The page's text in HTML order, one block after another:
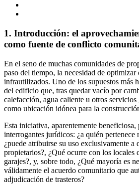
1. Introducción: el
como fuente de conflicto
En el seno de muchas comunidades de
paso del tiempo, la necesidad de optimizar
infrautilizados. Uno de los supuestos más
del edificio que, tras quedar vacío por
calefacción, agua caliente u otros servicios
como ubicación idónea para la
Esta iniciativa, aparentemente beneficiosa,
interrogantes jurídicos: ¿a quién pertenece
¿puede atribuirse su uso exclusivamente a
propietarios?, ¿Qué ocurre con los locales
garajes?, y, sobre todo, ¿Qué mayoría es
válidamente el acuerdo comunitario que
adjudicación de trasteros?